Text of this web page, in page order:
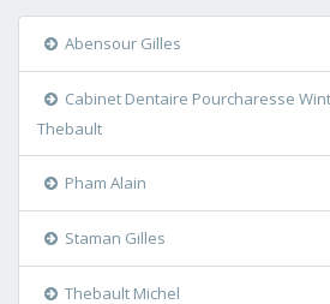
Abensour Gilles
Cabinet Dentaire Pourcharesse
Thebault
Pham Alain
Staman Gilles
Thebault Michel